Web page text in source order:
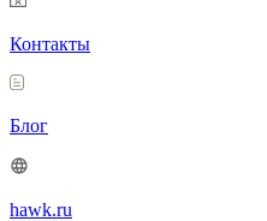
Контакты
Блог
hawk.ru